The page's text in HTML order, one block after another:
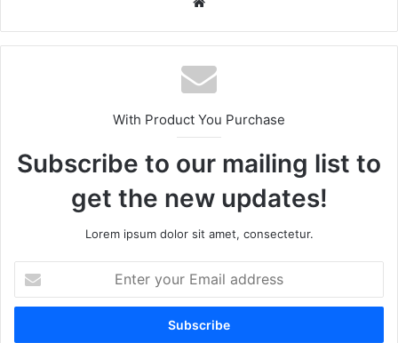
With Product You Purchase
Subscribe to our mailing list to
get the new updates!
Lorem ipsum dolor sit amet, consectetur.
your
Email